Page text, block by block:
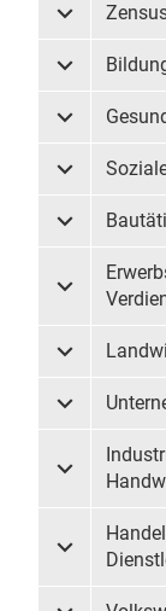
Untermenü
Untermenü
Untermenü
Untermenü
Untermenü
Untermenü
Untermenü
Untermenü
Untermenü
Untermenü